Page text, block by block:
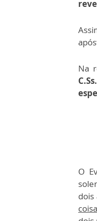
Na
O
dois